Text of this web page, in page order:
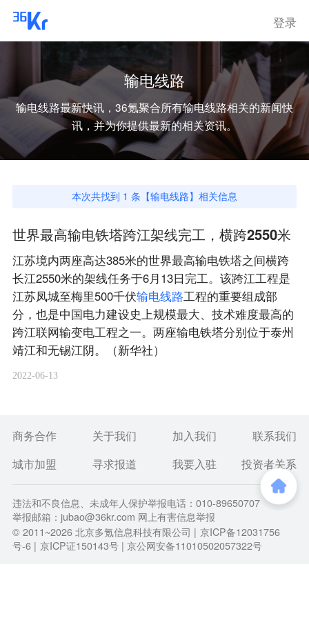
登录
输电线路
输电线路最新快讯，36氪聚合所有输电线路相关的新闻快
讯，并为你提供最新的相关资讯。
本次共找到 1 条【输电线路】相关信息
世界最高输电铁塔跨江架线完工，横跨2550米
江苏境内两座高达385米的世界最高输电铁塔之间横跨
长江2550米的架线任务于6月13日完工。该跨江工程是
江苏凤城至梅里500千伏输电线路工程的重要组成部
分，也是中国电力建设史上规模最大、技术难度最高的
跨江联网输变电工程之一。两座输电铁塔分别位于泰州
靖江和无锡江阴。（新华社）
2022-06-13
商务合作 关于我们 加入我们
联系我们
城市加盟
寻求报道 我要入驻 投资者关系
违法和不良信息、未成年人保护举报电话：010-89650707
举报邮箱：jubao@36kr.com 网上有害信息举报
© 2011~2026北京多氪信息科技有限公司 | 京ICP备12031756
号-6 | 京ICP证150143号 | 京公网安备11010502057322号